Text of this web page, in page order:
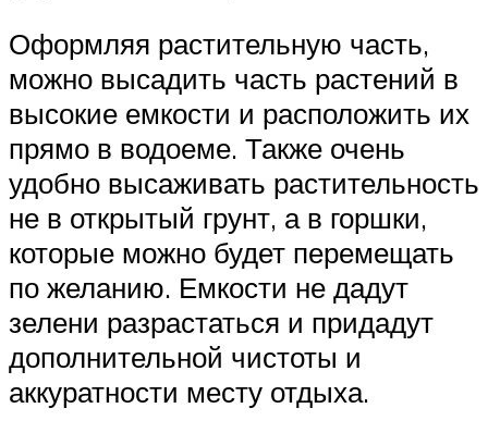
Оформляя растительную часть,
можно высадить часть растений в
высокие емкости и расположить их
прямо в водоеме. Также очень
удобно высаживать растительность
не в открытый грунт, а в горшки,
которые можно будет перемещать
по желанию. Емкости не дадут
зелени разрастаться и придадут
дополнительной чистоты и
аккуратности месту отдыха.